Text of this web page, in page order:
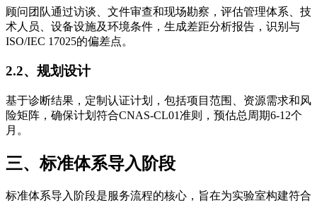
顾问团队通过访谈、文件审查和现场勘察，评估管理体系、技
术人员、设备设施及环境条件，生成差距分析报告，识别与
ISO/IEC 17025的偏差点。
2.2、规划设计
基于诊断结果，定制认证计划，包括项目范围、资源需求和风
险矩阵，确保计划符合CNAS-CL01准则，预估总周期6-12个
月。
三、标准体系导入阶段
标准体系导入阶段是服务流程的核心，旨在为实验室构建符合